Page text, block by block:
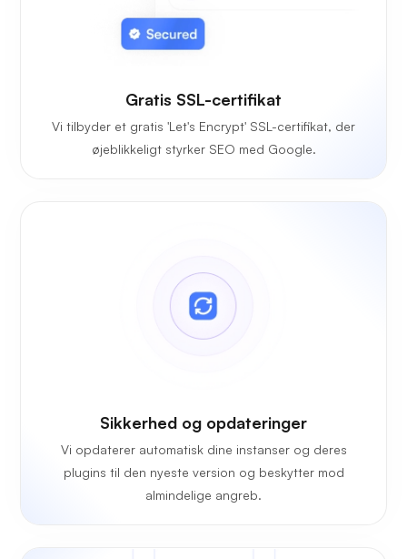
Gratis SSL-certifikat
Vi tilbyder et gratis 'Let's Encrypt' SSL-certifikat, der
øjeblikkeligt styrker SEO med Google.
Sikkerhed og opdateringer
Vi opdaterer automatisk dine instanser og deres
plugins til den nyeste version og beskytter mod
almindelige angreb.